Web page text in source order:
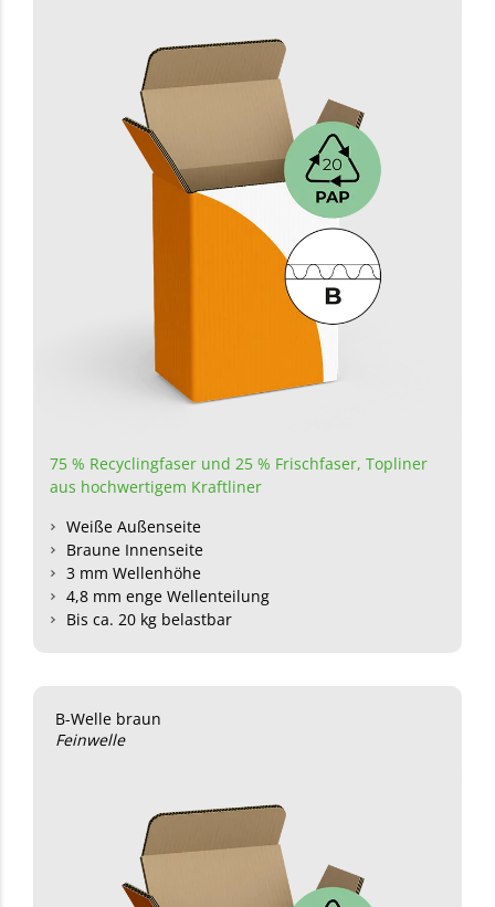
75 % Recyclingfaser und 25 % Frischfaser, Topliner
aus hochwertigem Kraftliner
Weiße Außenseite
Braune Innenseite
3 mm Wellenhöhe
4,8 mm enge Wellenteilung
Bis ca. 20 kg belastbar
B-Welle braun
Feinwelle